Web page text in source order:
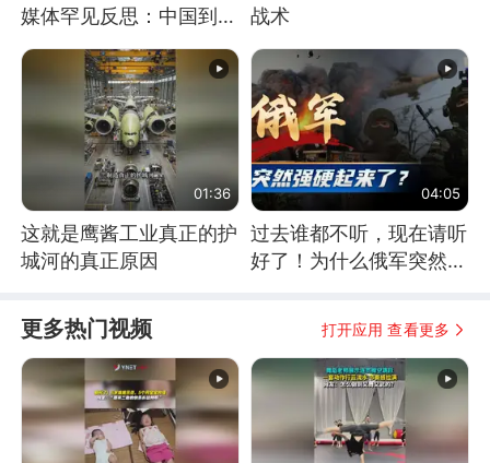
媒体罕见反思：中国到底
战术
01:36
这就是鹰酱工业真正的护
城河的真正原因
04:05
过去谁都不听，现在请听
好了！为什么俄军突然强
更多热门视频 打开应用 查看更多